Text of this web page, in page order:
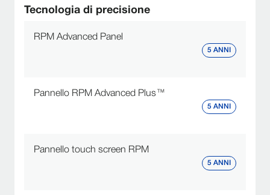
Tecnologia di precisione
RPM Advanced Panel
5 ANNI
Pannello RPM Advanced Plus™
5 ANNI
Pannello touch screen RPM
5 ANNI